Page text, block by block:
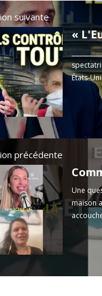
suivante
États-
précédente
Une
maison